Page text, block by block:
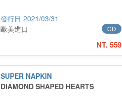
2021/03/31
CD
歐美進口
NT. 559
SUPER NAPKIN
DIAMOND SHAPED HEARTS